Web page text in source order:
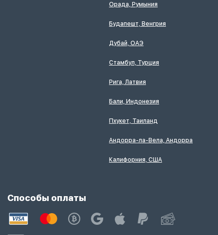
Орада, Румыния
Будапешт, Венгрия
Дубай, ОАЭ
Стамбул, Турция
Рига, Латвия
Бали, Индонезия
Пхукет, Таиланд
Андорра-ла-Вела, Андорра
Калифорния, США
Способы оплаты